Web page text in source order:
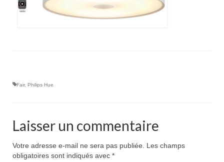
Fair, Philips Hue
Laisser un commentaire
Votre adresse e-mail ne sera pas publiée. Les champs
obligatoires sont indiqués avec *